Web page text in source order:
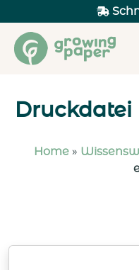
Home »